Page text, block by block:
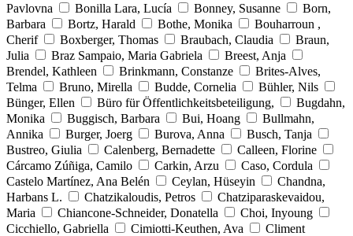
Pavlovna
Bonilla Lara, Lucía Bonney, Susanne
Born,
Barbara
Bortz, Harald Bothe, Monika
Bouharroun ,
Cherif
Boxberger, Thomas Braubach, Claudia
Braun,
Julia
Braz Sampaio, Maria Gabriela
Breest, Anja
Brendel, Kathleen
Brinkmann, Constanze
Brites-Alves,
Telma
Bruno, Mirella Budde, Cornelia
Bühler, Nils
Bünger, Ellen
Büro für Öffentlichkeitsbeteiligung,
Bugdahn,
Monika
Buggisch, Barbara Bui, Hoang
Bullmahn,
Annika
Burger, Joerg Burova, Anna
Busch, Tanja
Bustreo, Giulia
Calenberg, Bernadette
Calleen, Florine
Cárcamo Zúñiga, Camilo
Carkin, Arzu
Caso, Cordula
Castelo Martínez, Ana Belén
Ceylan, Hüseyin
Chandna,
Harbans L.
Chatzikaloudis, Petros
Chatziparaskevaidou,
Maria
Chiancone-Schneider, Donatella
Choi, Inyoung
Cicchiello, Gabriella
Cimiotti-Keuthen, Ava
Climent